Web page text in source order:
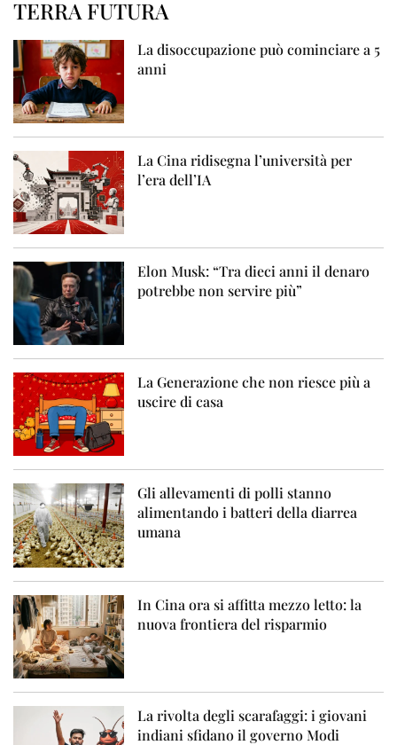
TERRA FUTURA
La disoccupazione può cominciare a 5
anni
La Cina ridisegna l’università per
l’era dell’IA
Elon Musk: “Tra dieci anni il denaro
potrebbe non servire più”
La Generazione che non riesce più a
uscire di casa
Gli allevamenti di polli stanno
alimentando i batteri della diarrea
umana
In Cina ora si affitta mezzo letto: la
nuova frontiera del risparmio
La rivolta degli scarafaggi: i giovani
indiani sfidano il governo Modi